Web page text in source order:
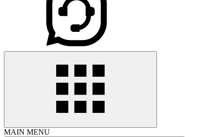
MAIN MENU